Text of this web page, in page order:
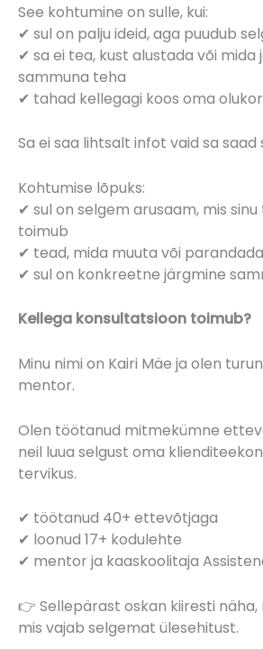
See kohtumine on sulle, kui:
✔ sul on palju ideid, aga puudub
✔ sa ei tea, kust alustada või mida
sammuna teha
✔ tahad kellegagi koos oma
Sa ei saa lihtsalt infot vaid sa saad
Kohtumise lõpuks:
✔ sul on selgem arusaam, mis
toimub
✔ tead, mida muuta või parandada
✔ sul on konkreetne järgmine
Kellega konsultatsioon toimub?
Minu nimi on Kairi Mäe ja olen
mentor.
Olen töötanud mitmekümne
neil luua selgust oma
tervikus.
✔ töötanud 40+ ettevõtjaga
✔ loonud 17+ kodulehte
✔ mentor ja kaaskoolitaja
👉 Sellepärast oskan kiiresti näha,
mis vajab selgemat ülesehitust.